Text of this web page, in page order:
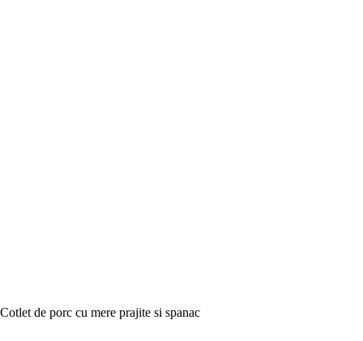
Cotlet de porc cu mere prajite si spanac